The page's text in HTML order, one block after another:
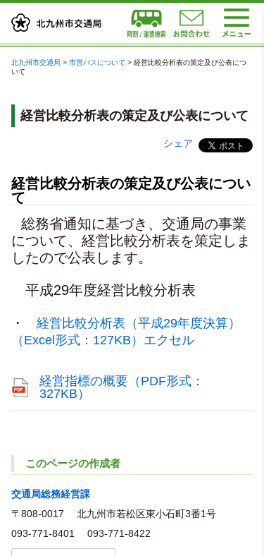
北九州市交通局 > 市営バスについて > 経営比較分析表の策定及び公表につ
いて
経営比較分析表の策定及び公表について
シェア
経営比較分析表の策定及び公表につい
て
総務省通知に基づき、交通局の事業
について、経営比較分析表を策定しま
したので公表します。
平成29年度経営比較分析表
・ 経営比較分析表（平成29年度決算）
（Excel形式：127KB）エクセル
経営指標の概要（PDF形式：
327KB）
このページの作成者
交通局総務経営課
〒808-0017
北九州市若松区東小石町3番1号
093-771-8401
093-771-8422